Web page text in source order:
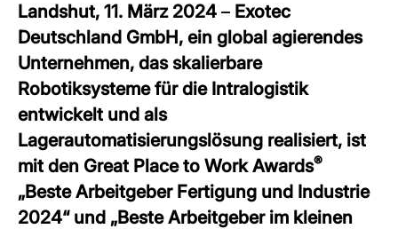
Landshut, 11. März 2024 – Exotec
Deutschland GmbH, ein global agierendes
Unternehmen, das skalierbare
Robotiksysteme für die Intralogistik
entwickelt und als
Lagerautomatisierungslösung realisiert, ist
mit den Great Place to Work Awards®
„Beste Arbeitgeber Fertigung und Industrie
2024“ und „Beste Arbeitgeber im kleinen